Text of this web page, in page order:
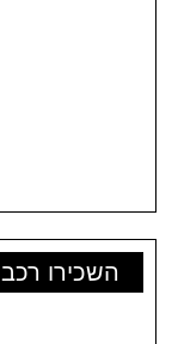
השכירו רכב